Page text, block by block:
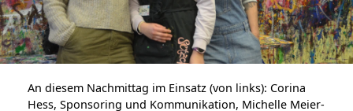
An diesem Nachmittag im Einsatz (von links): Corina
Hess, Sponsoring und Kommunikation, Michelle Meier-